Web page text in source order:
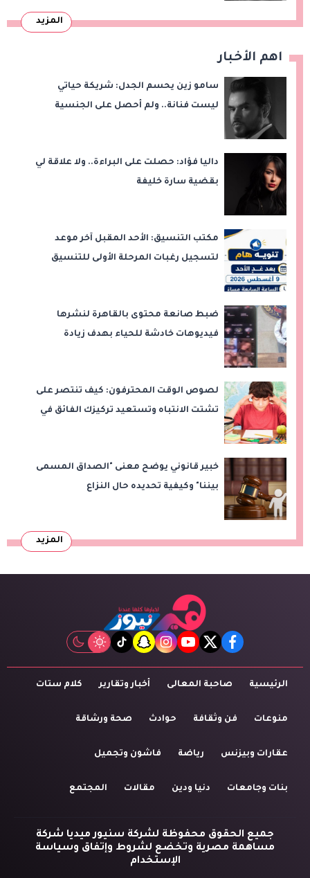
المزيد
اهم الأخبار
سامو زين يحسم الجدل: شريكة حياتي
ليست فنانة.. ولم أحصل على الجنسية
داليا فؤاد: حصلت على البراءة.. ولا علاقة لي
بقضية سارة خليفة
مكتب التنسيق: الأحد المقبل آخر موعد
لتسجيل رغبات المرحلة الأولى للتنسيق
ضبط صانعة محتوى بالقاهرة لنشرها
فيديوهات خادشة للحياء بهدف زيادة
لصوص الوقت المحترفون: كيف تنتصر على
تشتت الانتباه وتستعيد تركيزك الفائق في
خبير قانوني يوضح معنى "الصداق المسمى
بيننا" وكيفية تحديده حال النزاع
المزيد
facebook
twitter
youtube
instagram
snapchat
tiktok
الرئيسية صاحبة المعالى أخبار وتقارير كلام ستات
منوعات فن وثقافة حوادث صحة ورشاقة
عقارات وبيزنس رياضة فاشون وتجميل
بنات وجامعات دنيا ودين مقالات المجتمع
جميع الحقوق محفوظة لشركة سنيور ميديا شركة
مساهمة مصرية وتخضع لشروط وإتفاق وسياسة
الإستخدام